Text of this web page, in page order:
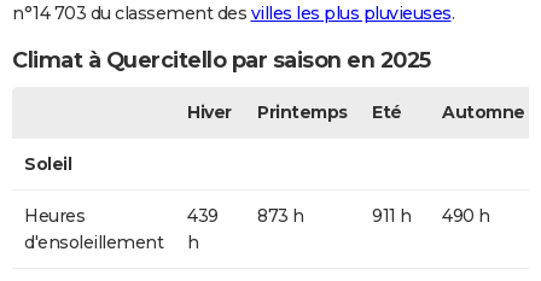
n°14 703 du classement des villes les plus pluvieuses.
Climat à Quercitello par saison en 2025
Hiver Printemps Eté Automne
Soleil
Heures
d'ensoleillement
439
h
873 h 911 h 490 h